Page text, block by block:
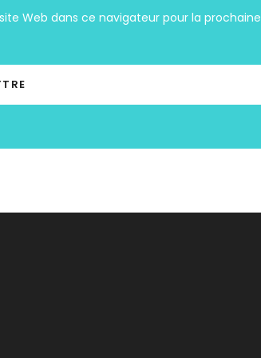
Web dans ce navigateur pour la prochaine